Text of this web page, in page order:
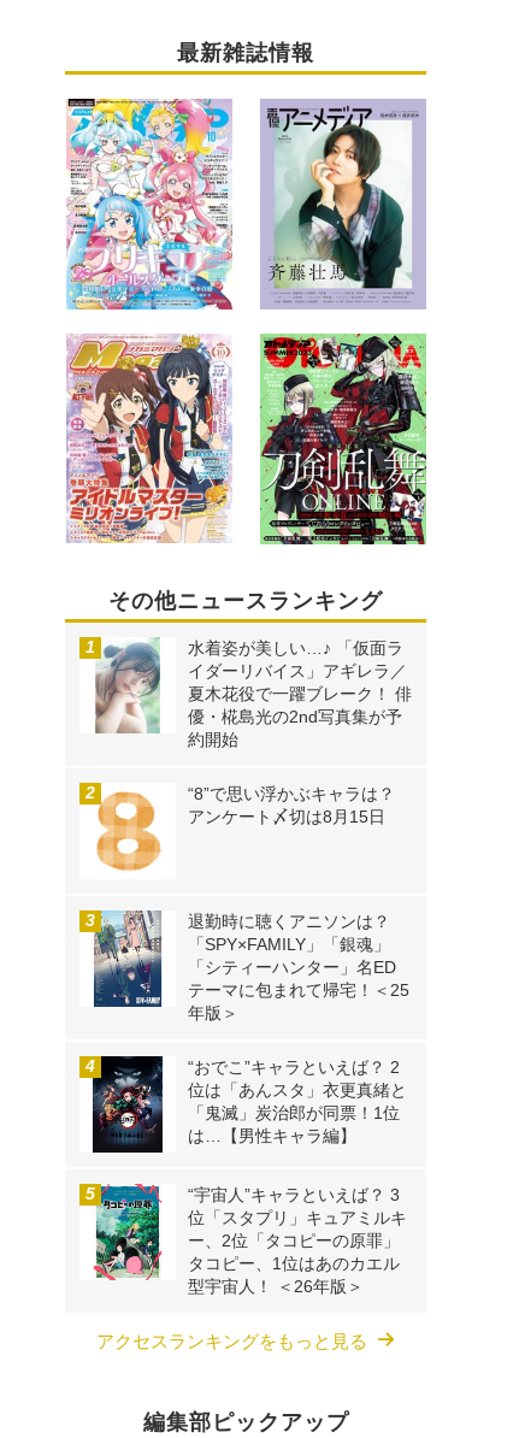
最新雑誌情報
その他ニュースランキング
水着姿が美しい…♪ 「仮面ラ
イダーリバイス」アギレラ／
夏木花役で一躍ブレーク！ 俳
優・椛島光の2nd写真集が予
約開始
“8”で思い浮かぶキャラは？
アンケート〆切は8月15日
退勤時に聴くアニソンは？
「SPY×FAMILY」「銀魂」
「シティーハンター」名ED
テーマに包まれて帰宅！＜25
年版＞
“おでこ”キャラといえば？ 2
位は「あんスタ」衣更真緒と
「鬼滅」炭治郎が同票！1位
は…【男性キャラ編】
“宇宙人”キャラといえば？ 3
位「スタプリ」キュアミルキ
ー、2位「タコピーの原罪」
タコピー、1位はあのカエル
型宇宙人！ ＜26年版＞
アクセスランキングをもっと見る
編集部ピックアップ